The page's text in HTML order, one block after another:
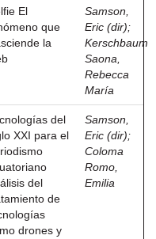
El
que
la
Samson,
Eric (dir);
Kerschbaum
Saona,
Rebecca
María
del
XXI para el
del
de
drones y
Samson,
Eric (dir);
Coloma
Romo,
Emilia